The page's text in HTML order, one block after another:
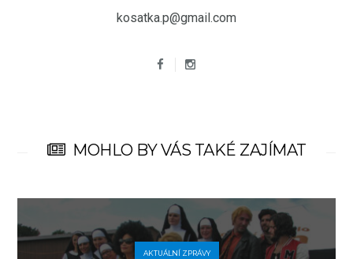
kosatka.p@gmail.com
MOHLO BY VÁS TAKÉ ZAJÍMAT
AKTUÁLNÍ ZPRÁVY